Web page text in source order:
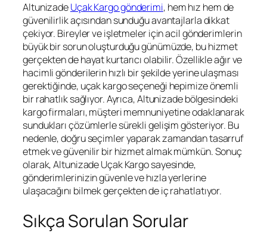
AltunizadeUçak Kargo gönderimi, hem hız hem de
güvenilirlik açısından sunduğu avantajlarla dikkat
çekiyor. Bireyler ve işletmeler için acil gönderimlerin
büyük bir sorun oluşturduğu günümüzde, bu hizmet
gerçekten de hayat kurtarıcı olabilir. Özellikle ağır ve
hacimli gönderilerin hızlı bir şekilde yerine ulaşması
gerektiğinde, uçak kargo seçeneği hepimize önemli
bir rahatlık sağlıyor. Ayrıca, Altunizade bölgesindeki
kargo firmaları, müşteri memnuniyetine odaklanarak
sundukları çözümlerle sürekli gelişim gösteriyor. Bu
nedenle, doğru seçimler yaparak zamandan tasarruf
etmek ve güvenilir bir hizmet almak mümkün. Sonuç
olarak, Altunizade Uçak Kargo sayesinde,
gönderimlerinizin güvenle ve hızla yerlerine
ulaşacağını bilmek gerçekten de iç rahatlatıyor.
Sıkça Sorulan Sorular